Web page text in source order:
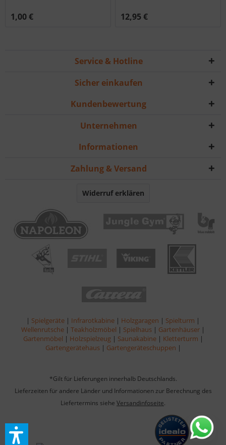
1,00 € 12,95 €
Service & Hotline
Sicher einkaufen
Kundenbewertung
Unternehmen
Informationen
Zahlung & Versand
Widerruf erklären
| Spielgeräte | Infrarotkabine | Holzgaragen | Spielturm |
Wellenrutsche | Teakholzmöbel | Spielhaus | Gartenhäuser |
Gartenmöbel | Holzspielzeug | Saunakabine | Kletterturm |
Gartengerätehaus | Gartengeräteschuppen |
*Gilt für Lieferungen innerhalb Deutschlands.
Lieferzeiten für andere Länder und Informationen zur Berechnung des
Liefertermins siehe Versandinfoseite.